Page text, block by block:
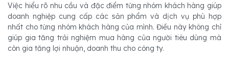
Việc hiểu rõ nhu cầu và đặc điểm từng nhóm khách hàng giúp
doanh nghiệp cung cấp các sản phẩm và dịch vụ phù hợp
nhất cho từng nhóm khách hàng của mình. Điều này không chỉ
giúp gia tăng trải nghiệm mua hàng của người tiêu dùng mà
còn gia tăng lợi nhuận, doanh thu cho công ty.